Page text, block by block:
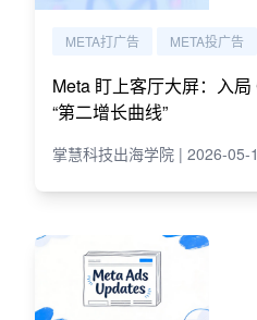
META打广告 META投广告
Meta 盯上客厅大屏：入
“第二增长曲线”
掌慧科技出海学院 | 2026-05-